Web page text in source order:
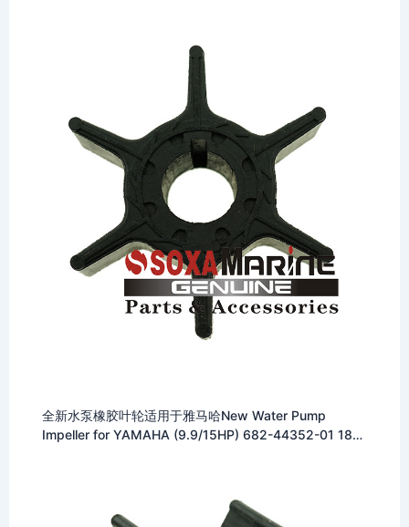
全新水泵橡胶叶轮适用于雅马哈New Water Pump
Impeller for YAMAHA (9.9/15HP) 682-44352-01 18-